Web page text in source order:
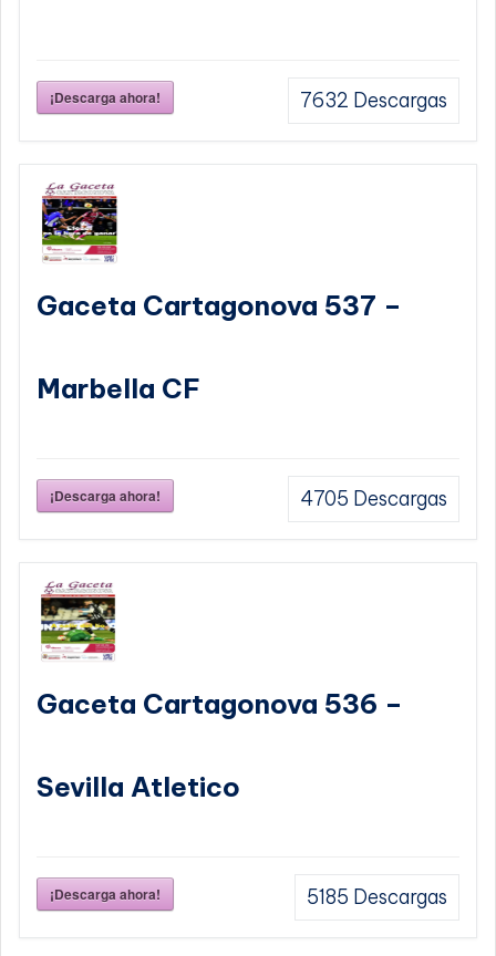
¡Descarga ahora! 7632 Descargas
Gaceta Cartagonova 537 –
Marbella CF
¡Descarga ahora! 4705 Descargas
Gaceta Cartagonova 536 –
Sevilla Atletico
¡Descarga ahora! 5185 Descargas